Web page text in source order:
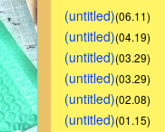
(untitled)(06.11)
(untitled)(04.19)
(untitled)(03.29)
(untitled)(03.29)
(untitled)(02.08)
(untitled)(01.15)